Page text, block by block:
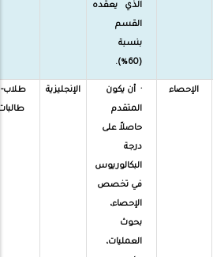
الذي يعقده
القسم
بنسبة
(60%).
الإحصاء
· أن يكون
المتقدم
حاصلاً على
درجة
البكالوريوس
في تخصص
الإحصاء،
بحوث
العمليات،
الإنجليزية